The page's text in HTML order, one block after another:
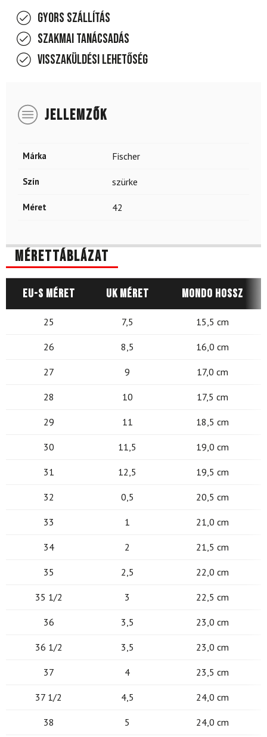
Gyors szállítás
Szakmai tanácsadás
Visszaküldési lehetőség
JELLEMZŐK
Márka Fischer
Szín szürke
Méret 42
Mérettáblázat
EU-s méret UK méret Mondo hossz
25 7,5 15,5 cm
26 8,5 16,0 cm
27 9 17,0 cm
28 10 17,5 cm
29 11 18,5 cm
30 11,5 19,0 cm
31 12,5 19,5 cm
32 0,5 20,5 cm
33 1 21,0 cm
34 2 21,5 cm
35 2,5 22,0 cm
35 1/2 3 22,5 cm
36 3,5 23,0 cm
36 1/2 3,5 23,0 cm
37 4 23,5 cm
37 1/2 4,5 24,0 cm
38 5 24,0 cm